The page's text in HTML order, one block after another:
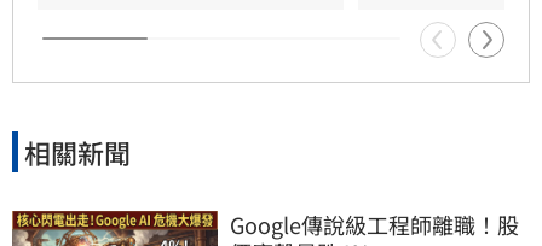
相關新聞
Google傳說級工程師離職！股